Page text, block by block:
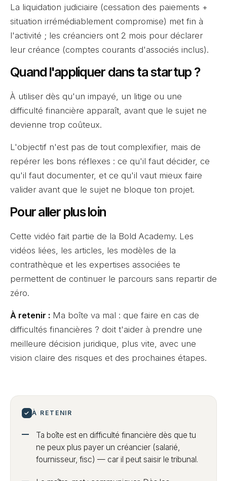
La liquidation judiciaire (cessation des paiements +
situation irrémédiablement compromise) met fin à
l'activité ; les créanciers ont 2 mois pour déclarer
leur créance (comptes courants d'associés inclus).
Quand l'appliquer dans ta startup ?
À utiliser dès qu'un impayé, un litige ou une
difficulté financière apparaît, avant que le sujet ne
devienne trop coûteux.
L'objectif n'est pas de tout complexifier, mais de
repérer les bons réflexes : ce qu'il faut décider, ce
qu'il faut documenter, et ce qu'il vaut mieux faire
valider avant que le sujet ne bloque ton projet.
Pour aller plus loin
Cette vidéo fait partie de la Bold Academy. Les
vidéos liées, les articles, les modèles de la
contrathèque et les expertises associées te
permettent de continuer le parcours sans repartir de
zéro.
À retenir : Ma boîte va mal : que faire en cas de
difficultés financières ? doit t'aider à prendre une
meilleure décision juridique, plus vite, avec une
vision claire des risques et des prochaines étapes.
✓ À RETENIR
Ta boîte est en difficulté financière dès que tu
ne peux plus payer un créancier (salarié,
fournisseur, fisc) — car il peut saisir le tribunal.